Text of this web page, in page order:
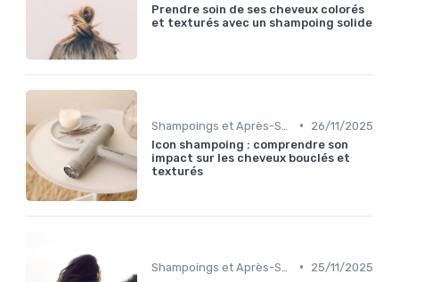
Prendre soin de ses cheveux colorés
et texturés avec un shampoing solide
•
26/11/2025
Icon shampoing : comprendre son
impact sur les cheveux bouclés et
texturés
•
25/11/2025